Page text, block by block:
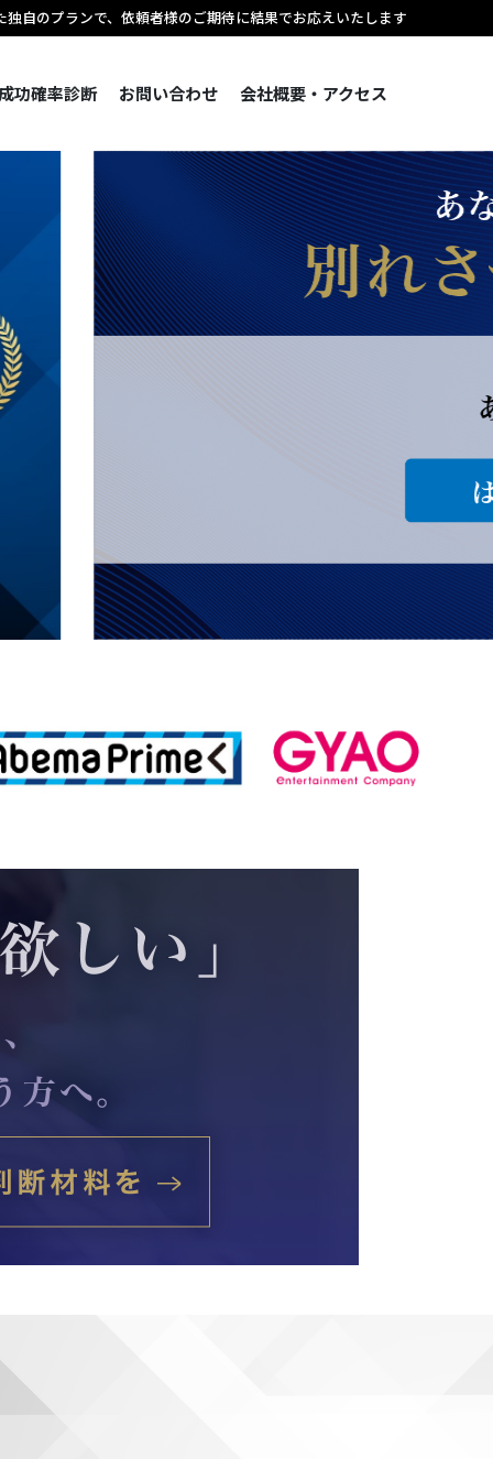
自のプランで、依頼者様のご期待に結果でお応えいたします
成功確率診断 お問い合わせ 会社概要・アクセス